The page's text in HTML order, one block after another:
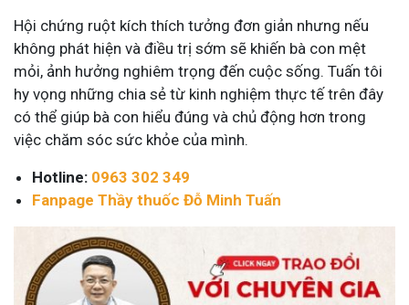
Hội chứng ruột kích thích tưởng đơn giản nhưng nếu
không phát hiện và điều trị sớm sẽ khiến bà con mệt
mỏi, ảnh hưởng nghiêm trọng đến cuộc sống. Tuấn tôi
hy vọng những chia sẻ từ kinh nghiệm thực tế trên đây
có thể giúp bà con hiểu đúng và chủ động hơn trong
việc chăm sóc sức khỏe của mình.
Hotline: 0963 302 349
Fanpage Thầy thuốc Đỗ Minh Tuấn